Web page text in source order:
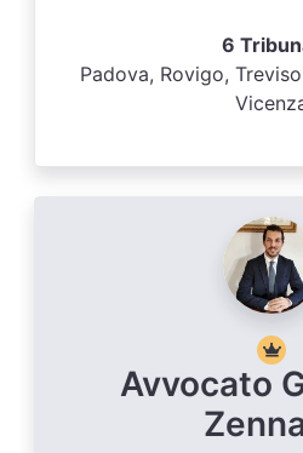
6
Padova, Rovigo,
Avvocato